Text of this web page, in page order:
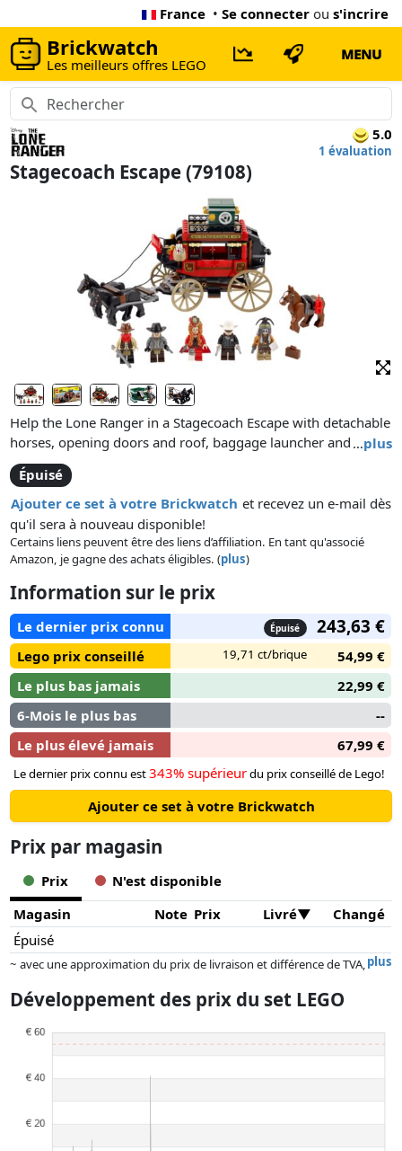
France • Se connecter ou s'incrire
Brickwatch
Les meilleurs offres LEGO
MENU
5.0
1 évaluation
Stagecoach Escape (79108)
…plus
Help the Lone Ranger in a Stagecoach Escape with detachable
horses, opening doors and roof, baggage launcher and Red
Harrington’s silver!
Épuisé
Ajouter ce set à votre Brickwatch et recevez un e-mail dès
qu'il sera à nouveau disponible!
Certains liens peuvent être des liens d’affiliation. En tant qu'associé
Amazon, je gagne des achats éligibles. (plus)
Information sur le prix
Le dernier prix connu Épuisé 243,63 €
Lego prix conseillé 19,71 ct/brique
54,99 €
Le plus bas jamais
22,99 €
6-Mois le plus bas
--
Le plus élevé jamais
67,99 €
Le dernier prix connu est343% supérieurdu prix conseillé de Lego!
Ajouter ce set à votre Brickwatch
Prix ​​par magasin
Prix
N'est disponible
Magasin
Note Prix Livré
Changé
Épuisé
plus
~ avec une approximation du prix de livraison et différence de TVA,
Les prix et la disponibilité peuvent avoir changé depuis la dernière mise
partenaires n'a aucune influence sur celui-ci. Ce n'est qu'à prix égaux
Développement des prix du set LEGO